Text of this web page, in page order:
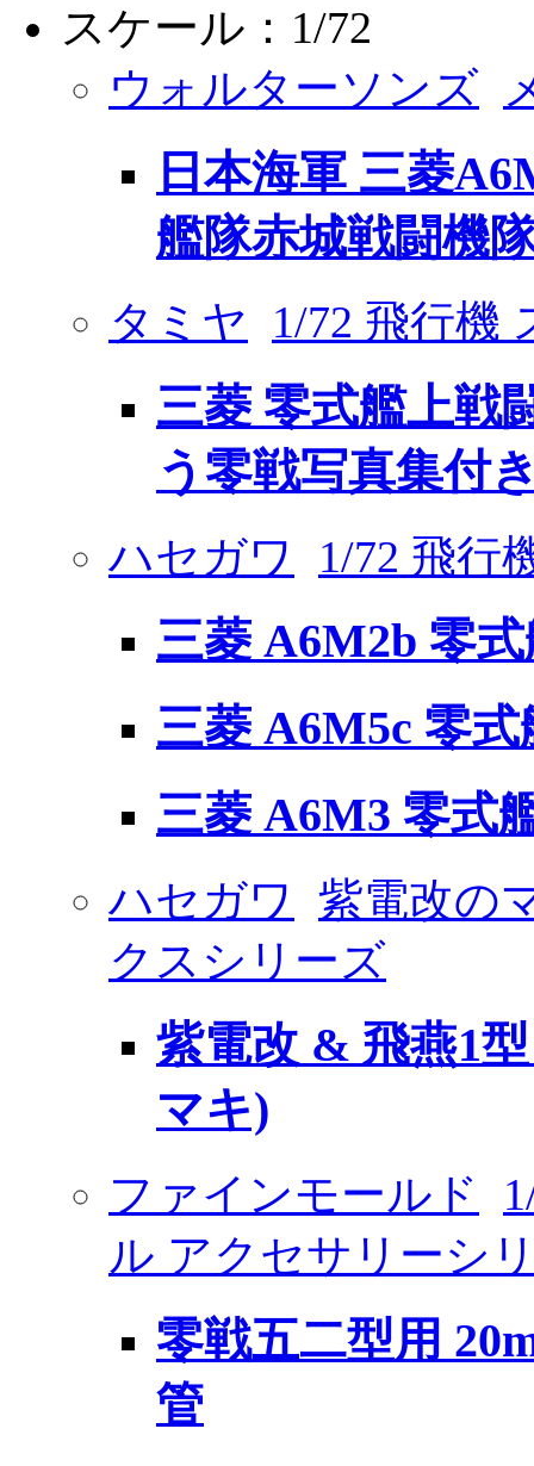
スケール：1/72
ウォルターソンズ
日本海軍 三菱
艦隊赤城戦闘機
タミヤ 1/72 飛行機
三菱 零式艦上戦
う零戦写真集付
ハセガワ 1/72 飛行
三菱 A6M2b 零
三菱 A6M5c 零
三菱 A6M3 零式
ハセガワ
紫電改の
クスシリーズ
紫電改 & 飛燕1
マキ)
ファインモールド
ル アクセサリーシ
零戦五二型用
管